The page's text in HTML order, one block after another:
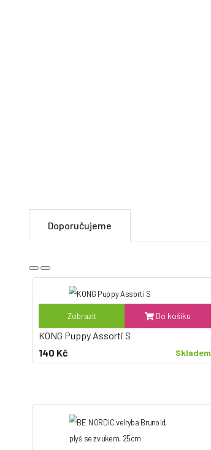
Doporučujeme
Zobrazit Do košíku
KONG Puppy Assorti S
140 Kč
Skladem